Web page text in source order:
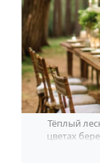
Тёплый
цветах